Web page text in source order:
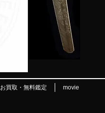
お買取・無料鑑定 movie